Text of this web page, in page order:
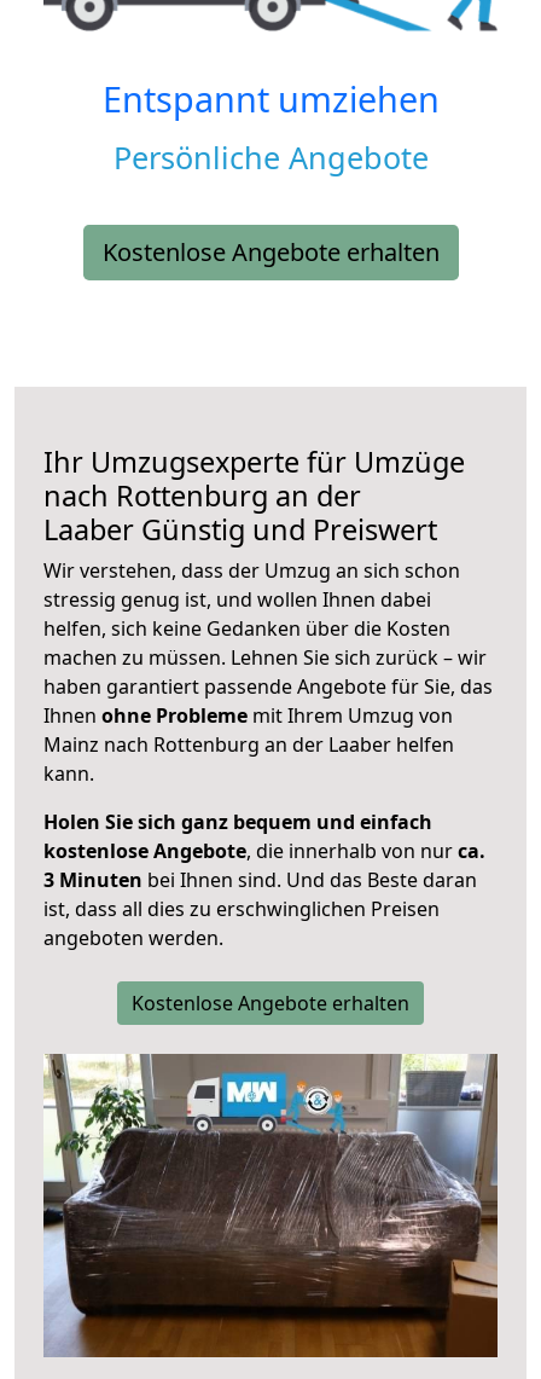
Entspannt umziehen
Persönliche Angebote
Kostenlose Angebote erhalten
Ihr Umzugsexperte für Umzüge
nach Rottenburg an der
Laaber Günstig und Preiswert
Wir verstehen, dass der Umzug an sich schon
stressig genug ist, und wollen Ihnen dabei
helfen, sich keine Gedanken über die Kosten
machen zu müssen. Lehnen Sie sich zurück – wir
haben garantiert passende Angebote für Sie, das
Ihnen ohne Probleme mit Ihrem Umzug von
Mainz nach Rottenburg an der Laaber helfen
kann.
Holen Sie sich ganz bequem und einfach
kostenlose Angebote, die innerhalb von nurca.
3 Minuten bei Ihnen sind. Und das Beste daran
ist, dass all dies zu erschwinglichen Preisen
angeboten werden.
Kostenlose Angebote erhalten